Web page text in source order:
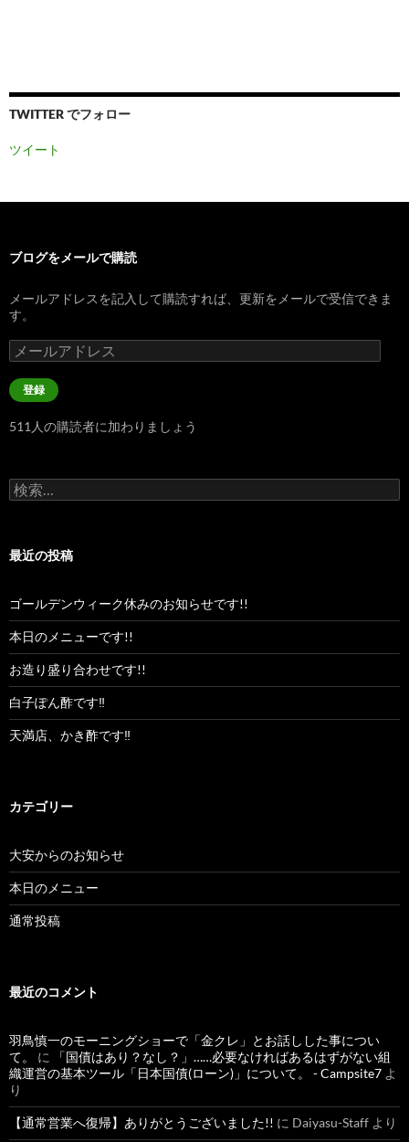
TWITTER でフォロー
ツイート
ブログをメールで購読
メールアドレスを記入して購読すれば、更新をメールで受信できま
す。
メ
ー
ル
ア
レ
登録
511人の購読者に加わりましょう
検
索:
最近の投稿
ゴールデンウィーク休みのお知らせです!!
本日のメニューです!!
お造り盛り合わせです!!
白子ぽん酢です‼︎
天満店、かき酢です‼︎
カテゴリー
大安からのお知らせ
本日のメニュー
通常投稿
最近のコメント
羽鳥慎一のモーニングショーで「金クレ」とお話しした事につい
て。
に
「国債はあり？なし？」……必要なければあるはずがない組
織運営の基本ツール「日本国債(ローン)」について。 - Campsite7 よ
り
【通常営業へ復帰】ありがとうございました!! に Daiyasu-Staff より